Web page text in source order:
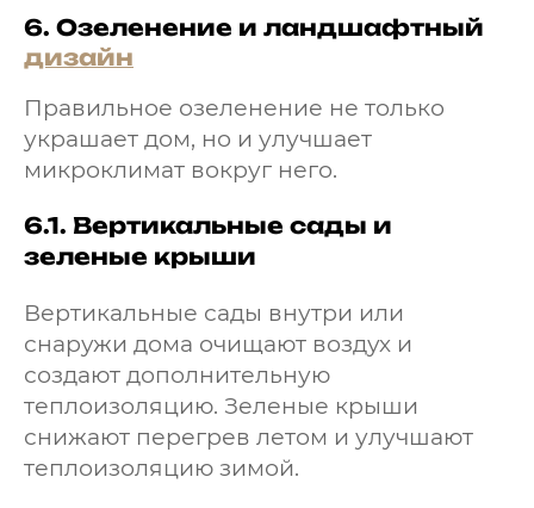
6. Озеленение и ландшафтный
дизайн
Правильное озеленение не только
украшает дом, но и улучшает
микроклимат вокруг него.
6.1. Вертикальные сады и
зеленые крыши
Вертикальные сады внутри или
снаружи дома очищают воздух и
создают дополнительную
теплоизоляцию. Зеленые крыши
снижают перегрев летом и улучшают
теплоизоляцию зимой.